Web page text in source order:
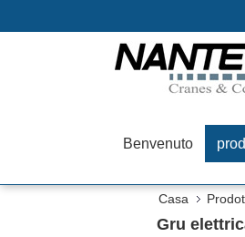
Benvenuto
Casa
Gru